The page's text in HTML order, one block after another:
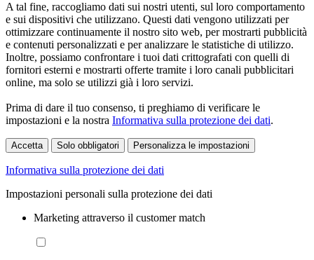
A tal fine, raccogliamo dati sui nostri utenti, sul loro comportamento
e sui dispositivi che utilizzano. Questi dati vengono utilizzati per
ottimizzare continuamente il nostro sito web, per mostrarti pubblicità
e contenuti personalizzati e per analizzare le statistiche di utilizzo.
Inoltre, possiamo confrontare i tuoi dati crittografati con quelli di
fornitori esterni e mostrarti offerte tramite i loro canali pubblicitari
online, ma solo se utilizzi già i loro servizi.
Prima di dare il tuo consenso, ti preghiamo di verificare le
impostazioni e la nostra Informativa sulla protezione dei dati.
Accetta Solo obbligatori Personalizza le impostazioni
Informativa sulla protezione dei dati
Impostazioni personali sulla protezione dei dati
Marketing attraverso il customer match